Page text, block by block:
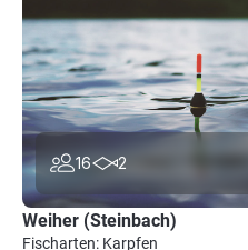
16 2
Weiher (Steinbach)
Fischarten: Karpfen